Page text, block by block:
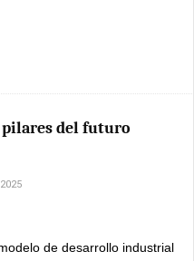
pilares del futuro
de desarrollo industrial